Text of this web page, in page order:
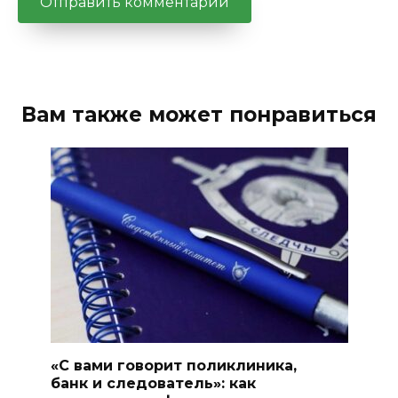
Вам также может понравиться
«С вами говорит поликлиника,
банк и следователь»: как